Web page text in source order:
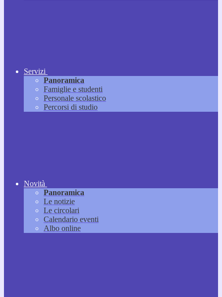
Servizi
Panoramica
Famiglie e studenti
Personale scolastico
Percorsi di studio
Novità
Panoramica
Le notizie
Le circolari
Calendario eventi
Albo online